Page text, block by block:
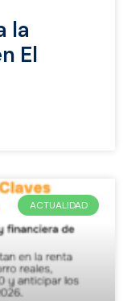
la
El
ACTUALIDAD